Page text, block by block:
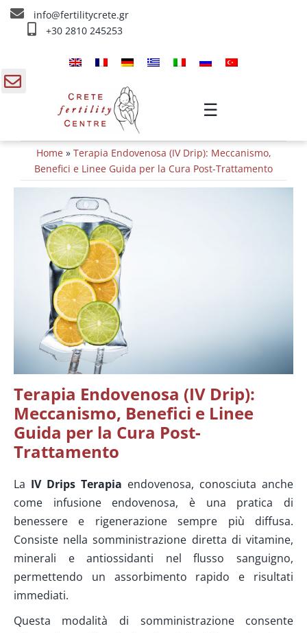
Skip
info@fertilitycrete.gr
+30 2810 245253
☰
Chi siamo
Trattamenti d’infertilità
Ringiovanimento & Fertilità
IV Trattamenti
Info
Contatta ci
Home» Terapia Endovenosa (IV Drip): Meccanismo,
Benefici e Linee Guida per la Cura Post-Trattamento
Terapia Endovenosa (IV Drip):
Meccanismo, Benefici e Linee
Guida per la Cura Post-
Trattamento
La IV Drips Terapia endovenosa, conosciuta anche
come infusione endovenosa, è una pratica di
benessere e rigenerazione sempre più diffusa.
Consiste nella somministrazione diretta di vitamine,
minerali e antiossidanti nel flusso sanguigno,
permettendo un assorbimento rapido e risultati
immediati.
Questa modalità di somministrazione consente